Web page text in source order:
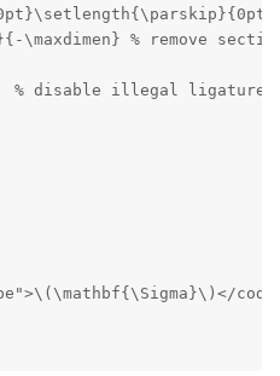
\maxdimen} % remove
% disable illegal ligatures